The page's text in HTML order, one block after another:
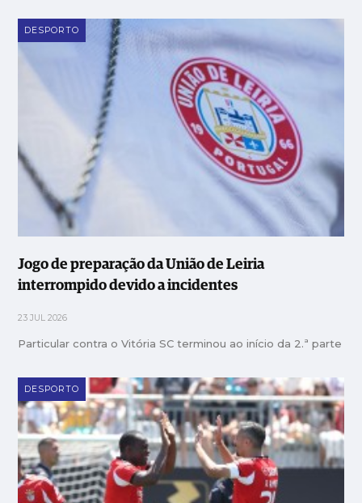
DESPORTO
Jogo de preparação da União de Leiria
interrompido devido a incidentes
23 JUL 2026
Particular contra o Vitória SC terminou ao início da 2.ª parte
DESPORTO